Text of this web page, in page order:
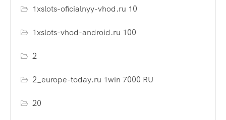
1xslots-oficialnyy-vhod.ru 10
1xslots-vhod-android.ru 100
2
2_europe-today.ru 1win 7000 RU
20